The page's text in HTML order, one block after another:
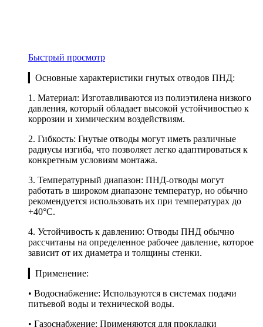
Быстрый просмотр
▎Основные характеристики гнутых отводов ПНД:
1. Материал: Изготавливаются из полиэтилена низкого
давления, который обладает высокой устойчивостью к
коррозии и химическим воздействиям.
2. Гибкость: Гнутые отводы могут иметь различные
радиусы изгиба, что позволяет легко адаптироваться к
конкретным условиям монтажа.
3. Температурный диапазон: ПНД-отводы могут
работать в широком диапазоне температур, но обычно
рекомендуется использовать их при температурах до
+40°C.
4. Устойчивость к давлению: Отводы ПНД обычно
рассчитаны на определенное рабочее давление, которое
зависит от их диаметра и толщины стенки.
▎Применение:
• Водоснабжение: Используются в системах подачи
питьевой воды и технической воды.
• Газоснабжение: Применяются для прокладки